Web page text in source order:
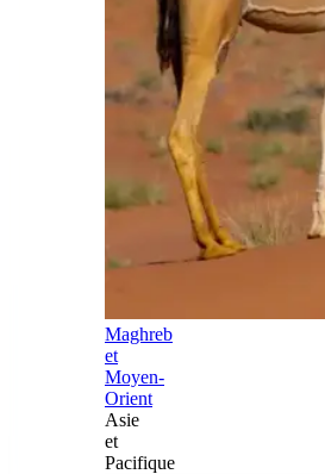
Maghreb
et
Moyen-
Orient
Asie
et
Pacifique